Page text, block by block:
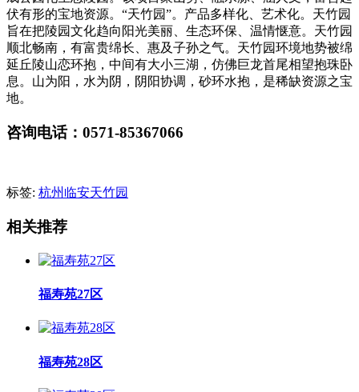
伏有形的宝地资源。“天竹园”。产品多样化、艺术化。天竹园
旨在把陵园文化趋向阳光美丽、生态环保、温情惬意。天竹园
顺北畅南，有富贵绵长、惠及子孙之气。天竹园环境地势被绵
延丘陵山恋环抱，中间有大小三湖，仿佛巨龙首尾相望抱珠卧
息。山为阳，水为阴，阴阳协调，砂环水抱，是稀缺资源之宝
地。
咨询电话：0571-85367066
标签: 杭州临安天竹园
相关推荐
福寿苑27区
福寿苑28区